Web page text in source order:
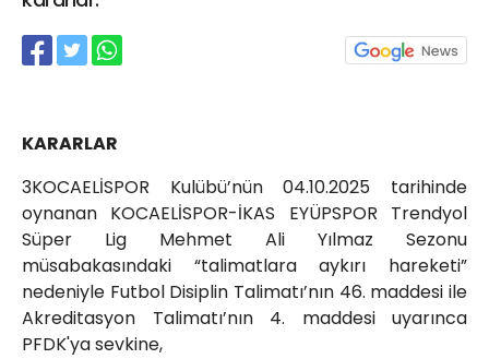
KARARLAR
3KOCAELİSPOR Kulübü’nün 04.10.2025 tarihinde
oynanan KOCAELİSPOR-İKAS EYÜPSPOR Trendyol
Süper Lig Mehmet Ali Yılmaz Sezonu
müsabakasındaki “talimatlara aykırı hareketi”
nedeniyle Futbol Disiplin Talimatı’nın 46. maddesi ile
Akreditasyon Talimatı’nın 4. maddesi uyarınca
PFDK'ya sevkine,